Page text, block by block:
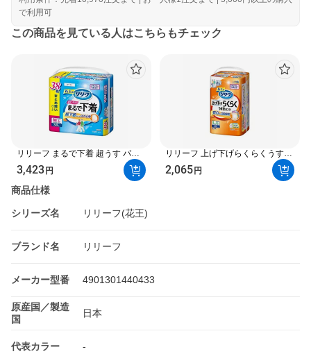
で利用可
この商品を見ている人はこちらもチェック
リリーフ まるで下着 超うす パン
ツタイプ 2回分 M-L 38枚入 【リリ
ーフ】 介護用おむつ
3,423円
リリーフ 上げ下げらくらくうす型
パンツ 3回分 L-LL 20枚入 【リリ
ーフ】 介護用おむつ
2,065円
商品仕様
シリーズ名 リリーフ(花王)
ブランド名 リリーフ
メーカー型番 4901301440433
原産国／製造
国
日本
代表カラー -